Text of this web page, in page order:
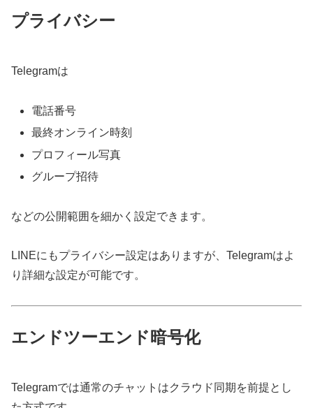
プライバシー
Telegramは
電話番号
最終オンライン時刻
プロフィール写真
グループ招待
などの公開範囲を細かく設定できます。
LINEにもプライバシー設定はありますが、Telegramはよ
り詳細な設定が可能です。
エンドツーエンド暗号化
Telegramでは通常のチャットはクラウド同期を前提とし